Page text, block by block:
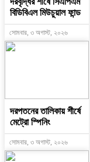
বিডিবিএল মিউচুয়াল ফান্ড
সোমবার, ৩ অগাস্ট, ২০২৬
দরপতনের তালিকায় শীর্ষে
মেট্রো স্পিনিং
সোমবার, ৩ অগাস্ট, ২০২৬